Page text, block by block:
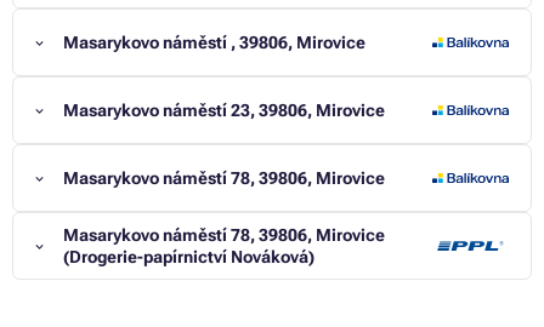
Masarykovo náměstí , 39806, Mirovice
Masarykovo náměstí 23, 39806, Mirovice
Masarykovo náměstí 78, 39806, Mirovice
Masarykovo náměstí 78, 39806, Mirovice
(Drogerie-papírnictví Nováková)